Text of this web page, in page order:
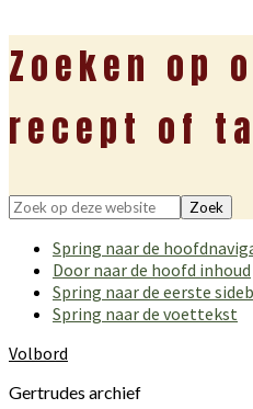
Zoeken op
recept of
Zoek
deze
website
Spring naar de
Door naar de hoofd inhoud
Spring naar de eerste
Spring naar de voettekst
Volbord
Gertrudes archief